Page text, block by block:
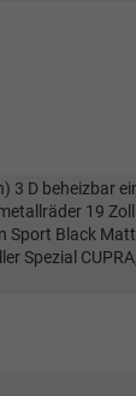
D beheizbar
19
Black
Spezial